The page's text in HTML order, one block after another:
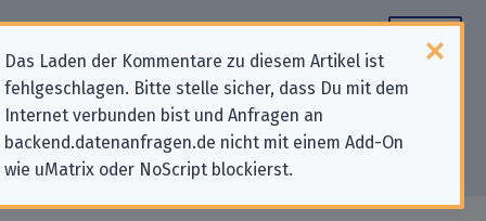
Das Laden der Kommentare zu diesem Artikel ist
fehlgeschlagen. Bitte stelle sicher, dass Du mit dem
Internet verbunden bist und Anfragen an
backend.datenanfragen.de nicht mit einem Add-On
wie uMatrix oder NoScript blockierst.
Kleines Glossar zur DSGVO
Wichtige Begriffe und Konzepte erklärt.